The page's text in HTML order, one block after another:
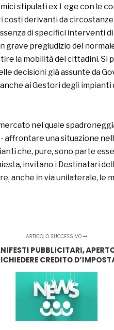
stipulati ex Lege con le
costi derivanti da
di specifici interventi
grave pregiudizio del
la mobilità dei cittadini. Si
decisioni già assunte da
ai Gestori degli
nel quale
affrontare una situazione
che, pure, sono parte
invitano i Destinatari
anche in via unilaterale, le
ARTICOLO SUCCESSIVO
PUBBLICITARI,
CREDITO